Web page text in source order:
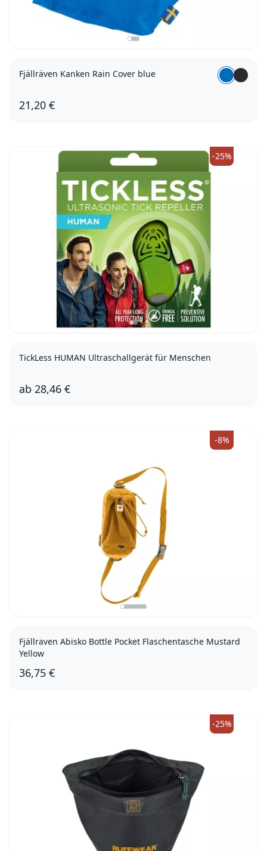
Fjällräven Kanken Rain Cover blue
21,20 €
-25%
TickLess HUMAN Ultraschallgerät für Menschen
ab 28,46 €
-8%
Fjällraven Abisko Bottle Pocket Flaschentasche Mustard
Yellow
36,75 €
-25%